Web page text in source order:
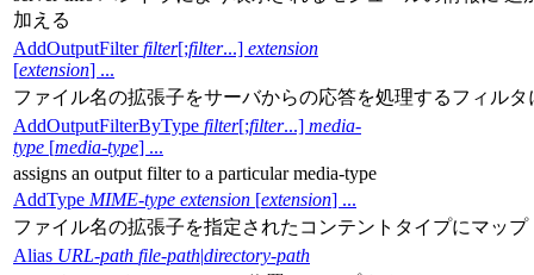
加える
AddOutputFilterfilter[;filter...] extension
[extension] ...
ファイル名の拡張子をサーバからの応答を処理するフィルタ
AddOutputFilterByType filter[;filter...] media-
type [media-type] ...
assigns an output filter to a particular media-type
AddType MIME-type extension [extension] ...
ファイル名の拡張子を指定されたコンテントタイプにマップ
Alias URL-path file-path|directory-path